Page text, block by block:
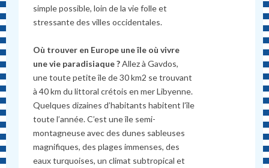
simple possible, loin de la vie folle et
stressante des villes occidentales.
Où trouver en Europe une île où vivre
une vie paradisiaque ?Allez à Gavdos,
une toute petite île de 30 km2 se trouvant
à 40 km du littoral crétois en mer Libyenne.
Quelques dizaines d’habitants habitent l’île
toute l’année. C’est une île semi-
montagneuse avec des dunes sableuses
magnifiques, des plages immenses, des
eaux turquoises, un climat subtropical et